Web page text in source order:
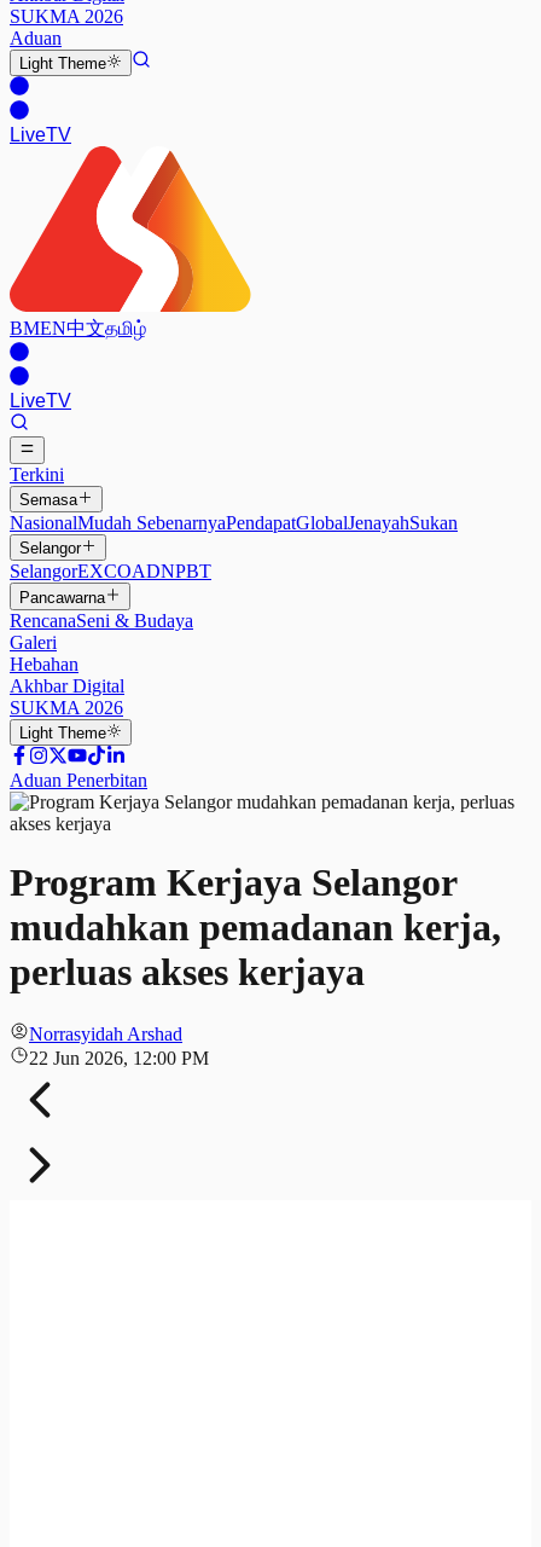
SUKMA 2026
Aduan
Light Theme
LiveTV
BMEN中文தமிழ்
LiveTV
Terkini
Semasa
NasionalMudah SebenarnyaPendapatGlobalJenayahSukan
Selangor
SelangorEXCOADNPBT
Pancawarna
RencanaSeni & Budaya
Galeri
Hebahan
Akhbar Digital
SUKMA 2026
Light Theme
Aduan Penerbitan
Program Kerjaya Selangor
mudahkan pemadanan kerja,
perluas akses kerjaya
Norrasyidah Arshad
22 Jun 2026, 12:00 PM